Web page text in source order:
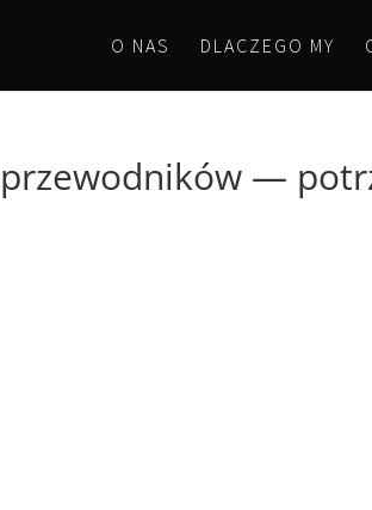
O NAS DLACZEGO MY
—